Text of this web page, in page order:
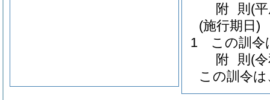
附 則 (
(施行期日)
1
この訓令
附 則 (
この訓令